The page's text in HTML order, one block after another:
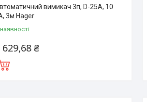
вимикач 3п, D-25А, 10
3м Hager
629,68 ₴